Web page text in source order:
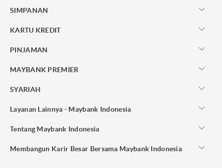
SIMPANAN
KARTU KREDIT
PINJAMAN
MAYBANK PREMIER
SYARIAH
Layanan Lainnya - Maybank Indonesia
Tentang Maybank Indonesia
Membangun Karir Besar Bersama Maybank Indonesia